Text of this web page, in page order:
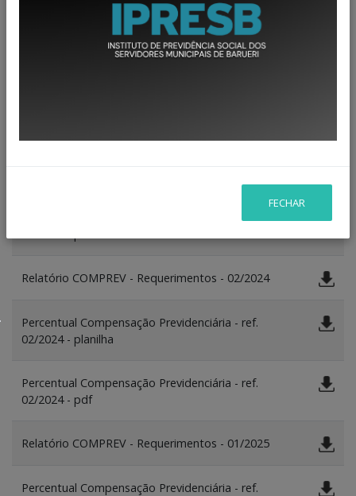
Percentual Compensação Previdenciária - ref.
Percentual Compensação Previdenciária - ref.
Relatório COMPREV - Requerimentos - 02/2024
Percentual Compensação Previdenciária - ref.
02/2024 - planilha
Percentual Compensação Previdenciária - ref.
02/2024 - pdf
Relatório COMPREV - Requerimentos - 01/2025
Percentual Compensação Previdenciária - ref.
FECHAR